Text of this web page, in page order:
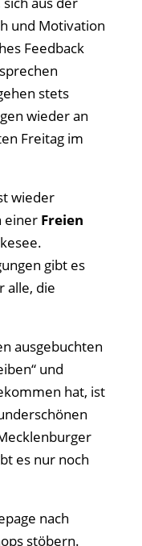
und Motivation
Feedback
stets
wieder an
Freitag im
wieder
einer Freien
gibt es
alle, die
ausgebuchten
und
hat, ist
es nur noch
nach
stöbern.